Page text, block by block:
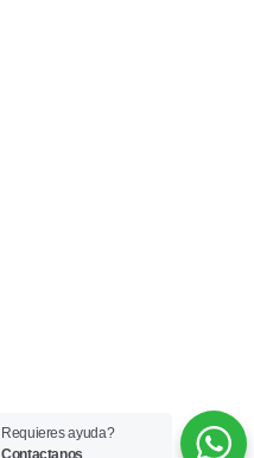
Requieres ayuda?
Contactanos